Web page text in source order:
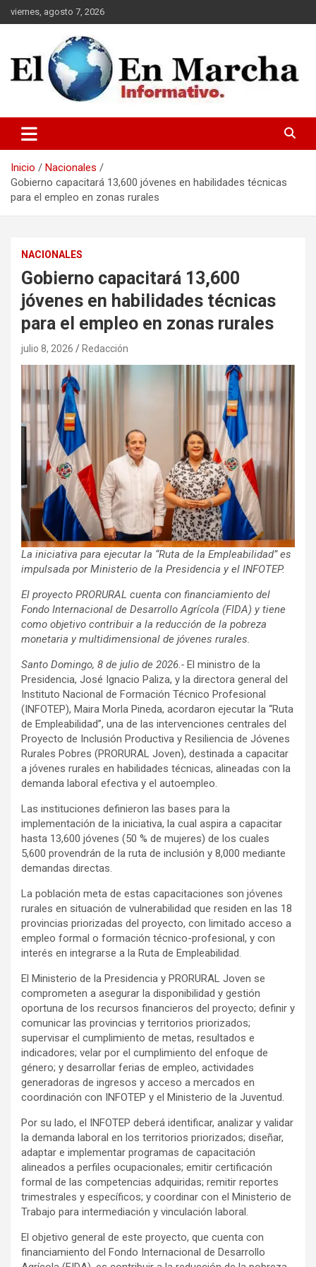
Saltar
al
viernes, agosto 7, 2026
elmundoenmarcha.net
Inicio
Nacionales
Gobierno capacitará 13,600 jóvenes en habilidades técnicas
para el empleo en zonas rurales
NACIONALES
Gobierno capacitará 13,600
jóvenes en habilidades técnicas
para el empleo en zonas rurales
julio 8, 2026 Redacción
La iniciativa para ejecutar la “Ruta de la Empleabilidad” es
impulsada por Ministerio de la Presidencia y el INFOTEP.
El proyecto PRORURAL cuenta con financiamiento del
Fondo Internacional de Desarrollo Agrícola (FIDA) y tiene
como objetivo contribuir a la reducción de la pobreza
monetaria y multidimensional de jóvenes rurales.
Santo Domingo, 8 de julio de 2026.- El ministro de la
Presidencia, José Ignacio Paliza, y la directora general del
Instituto Nacional de Formación Técnico Profesional
(INFOTEP), Maira Morla Pineda, acordaron ejecutar la “Ruta
de Empleabilidad”, una de las intervenciones centrales del
Proyecto de Inclusión Productiva y Resiliencia de Jóvenes
Rurales Pobres (PRORURAL Joven), destinada a capacitar
a jóvenes rurales en habilidades técnicas, alineadas con la
demanda laboral efectiva y el autoempleo.
Las instituciones definieron las bases para la
implementación de la iniciativa, la cual aspira a capacitar
hasta 13,600 jóvenes (50 % de mujeres) de los cuales
5,600 provendrán de la ruta de inclusión y 8,000 mediante
demandas directas.
La población meta de estas capacitaciones son jóvenes
rurales en situación de vulnerabilidad que residen en las 18
provincias priorizadas del proyecto, con limitado acceso a
empleo formal o formación técnico-profesional, y con
interés en integrarse a la Ruta de Empleabilidad.
El Ministerio de la Presidencia y PRORURAL Joven se
comprometen a asegurar la disponibilidad y gestión
oportuna de los recursos financieros del proyecto; definir y
comunicar las provincias y territorios priorizados;
supervisar el cumplimiento de metas, resultados e
indicadores; velar por el cumplimiento del enfoque de
género; y desarrollar ferias de empleo, actividades
generadoras de ingresos y acceso a mercados en
coordinación con INFOTEP y el Ministerio de la Juventud.
Por su lado, el INFOTEP deberá identificar, analizar y validar
la demanda laboral en los territorios priorizados; diseñar,
adaptar e implementar programas de capacitación
alineados a perfiles ocupacionales; emitir certificación
formal de las competencias adquiridas; remitir reportes
trimestrales y específicos; y coordinar con el Ministerio de
Trabajo para intermediación y vinculación laboral.
El objetivo general de este proyecto, que cuenta con
financiamiento del Fondo Internacional de Desarrollo